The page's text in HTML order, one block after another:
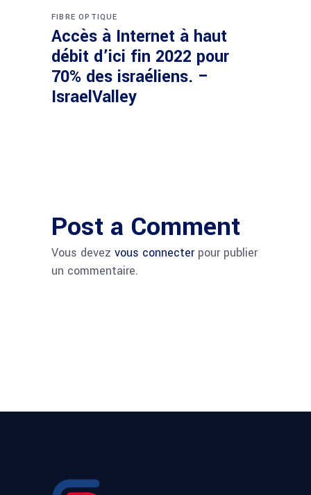
FIBRE OPTIQUE
Accès à Internet à haut
débit d’ici fin 2022 pour
70% des israéliens. –
IsraelValley
Post a Comment
Vous devez vous connecterpour publier
un commentaire.